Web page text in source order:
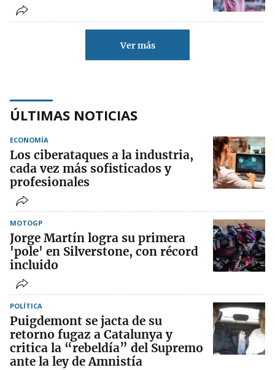
Ver más
ÚLTIMAS NOTICIAS
ECONOMÍA
Los ciberataques a la industria,
cada vez más sofisticados y
profesionales
MOTOGP
Jorge Martín logra su primera
'pole' en Silverstone, con récord
incluido
POLÍTICA
Puigdemont se jacta de su
retorno fugaz a Catalunya y
critica la “rebeldía” del Supremo
ante la ley de Amnistía